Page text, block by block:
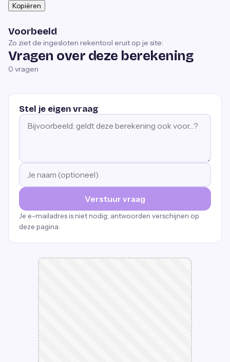
Kopiëren
Voorbeeld
Zo ziet de ingesloten rekentool eruit op je site:
Vragen over deze berekening
0 vragen
Stel je eigen vraag
Verstuur vraag
Je e-mailadres is niet nodig; antwoorden verschijnen op
deze pagina.